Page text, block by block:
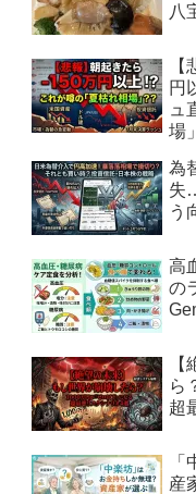
八
円
ュ
場
為
失
う
高
の
ら
超
産